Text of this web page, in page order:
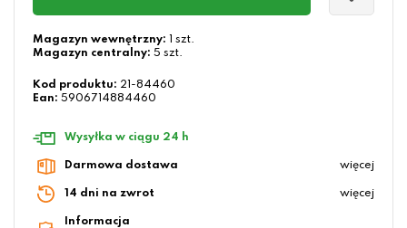
Magazyn wewnętrzny: 1 szt.
Magazyn centralny: 5 szt.
Kod produktu: 21-84460
Ean: 5906714884460
Wysyłka w ciągu 24 h
Darmowa dostawa więcej
14 dni na zwrot więcej
Informacja